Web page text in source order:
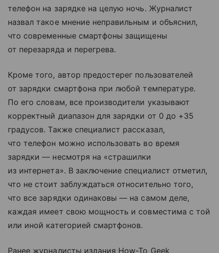
телефон на зарядке на целую ночь. Журналист
назвал такое мнение неправильным и объяснил,
что современные смартфоны защищены
от перезаряда и перегрева.
Кроме того, автор предостерег пользователей
от зарядки смартфона при любой температуре.
По его словам, все производители указывают
корректный диапазон для зарядки от 0 до +35
градусов. Также специалист рассказал,
что телефон можно использовать во время
зарядки — несмотря на «страшилки
из интернета». В заключение специалист отметил,
что не стоит заблуждаться относительно того,
что все зарядки одинаковы — на самом деле,
каждая имеет свою мощность и совместима с той
или иной категорией смартфонов.
Ранее журналисты издания How-To Geek